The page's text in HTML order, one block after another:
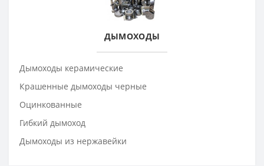
ДЫМОХОДЫ
Дымоходы керамические
Крашенные дымоходы черные
Оцинкованные
Гибкий дымоход
Дымоходы из нержавейки